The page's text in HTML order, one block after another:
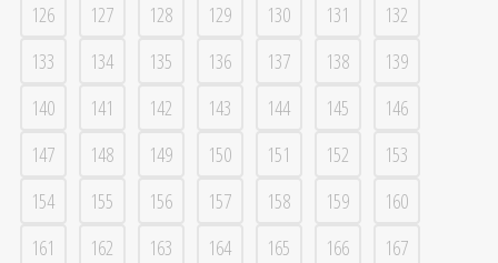
126
127 128 129 130 131
132
133
134 135 136 137 138
139
140
141 142 143 144 145
146
147
148 149 150 151 152
153
154
155 156 157 158 159
160
161
162 163 164 165 166
167